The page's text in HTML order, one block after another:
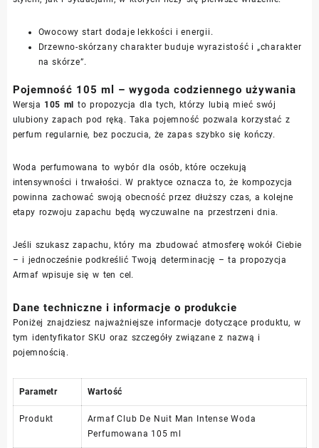
Owocowy start dodaje lekkości i energii.
Drzewno-skórzany charakter buduje wyrazistość i „charakter
na skórze”.
Pojemność 105 ml – wygoda codziennego używania
Wersja 105 ml to propozycja dla tych, którzy lubią mieć swój
ulubiony zapach pod ręką. Taka pojemność pozwala korzystać z
perfum regularnie, bez poczucia, że zapas szybko się kończy.
Woda perfumowana to wybór dla osób, które oczekują
intensywności i trwałości. W praktyce oznacza to, że kompozycja
powinna zachować swoją obecność przez dłuższy czas, a kolejne
etapy rozwoju zapachu będą wyczuwalne na przestrzeni dnia.
Jeśli szukasz zapachu, który ma zbudować atmosferę wokół Ciebie
– i jednocześnie podkreślić Twoją determinację – ta propozycja
Armaf wpisuje się w ten cel.
Dane techniczne i informacje o produkcie
Poniżej znajdziesz najważniejsze informacje dotyczące produktu, w
tym identyfikator SKU oraz szczegóły związane z nazwą i
pojemnością.
Parametr Wartość
Produkt
Armaf Club De Nuit Man Intense Woda
Perfumowana 105 ml